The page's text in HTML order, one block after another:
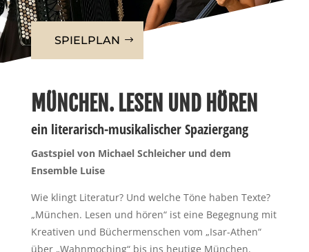
SPIELPLAN
MÜNCHEN. LESEN UND HÖREN
ein literarisch-musikalischer Spaziergang
Gastspiel von Michael Schleicher und dem
Ensemble Luise
Wie klingt Literatur? Und welche Töne haben Texte?
„München. Lesen und hören“ ist eine Begegnung mit
Kreativen und Büchermenschen vom „Isar-Athen“
über „Wahnmoching“ bis ins heutige München.